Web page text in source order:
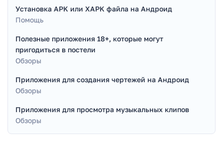
Установка APK или XAPK файла на Андроид
Помощь
Полезные приложения 18+, которые могут
пригодиться в постели
Обзоры
Приложения для создания чертежей на Андроид
Обзоры
Приложения для просмотра музыкальных клипов
Обзоры